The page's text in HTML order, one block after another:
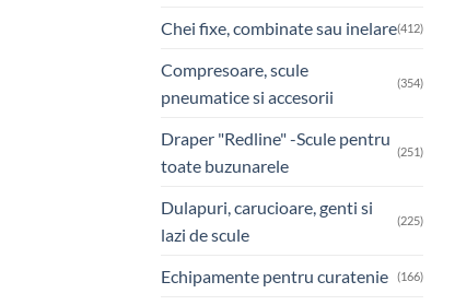
Chei fixe, combinate sau inelare(412)
Compresoare, scule
pneumatice si accesorii
(354)
Draper "Redline" -Scule pentru
toate buzunarele
(251)
Dulapuri, carucioare, genti si
lazi de scule
(225)
Echipamente pentru curatenie (166)